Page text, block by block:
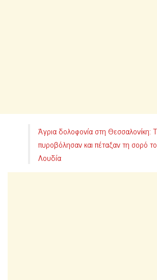
Άγρια δολοφονία στη Θεσσαλονίκη:
πυροβόλησαν και πέταξαν τη σορό
Λουδία